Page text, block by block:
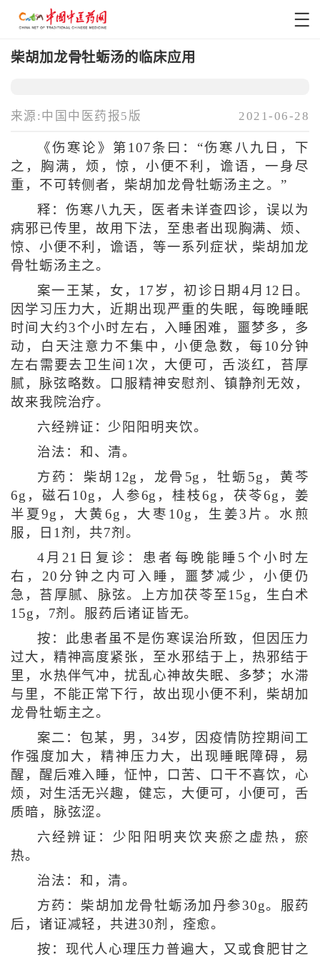
柴胡加龙骨牡蛎汤的临床应用
来源:中国中医药报5版 2021-06-28
《伤寒论》第107条曰：“伤寒八九日，下
之，胸满，烦，惊，小便不利，谵语，一身尽
重，不可转侧者，柴胡加龙骨牡蛎汤主之。”
释：伤寒八九天，医者未详查四诊，误以为
病邪已传里，故用下法，至患者出现胸满、烦、
惊、小便不利，谵语，等一系列症状，柴胡加龙
骨牡蛎汤主之。
案一王某，女，17岁，初诊日期4月12日。
因学习压力大，近期出现严重的失眠，每晚睡眠
时间大约3个小时左右，入睡困难，噩梦多，多
动，白天注意力不集中，小便急数，每10分钟
左右需要去卫生间1次，大便可，舌淡红，苔厚
腻，脉弦略数。口服精神安慰剂、镇静剂无效，
故来我院治疗。
六经辨证：少阳阳明夹饮。
治法：和、清。
方药：柴胡12g，龙骨5g，牡蛎5g，黄芩
6g，磁石10g，人参6g，桂枝6g，茯苓6g，姜
半夏9g，大黄6g，大枣10g，生姜3片。水煎
服，日1剂，共7剂。
4月21日复诊：患者每晚能睡5个小时左
右，20分钟之内可入睡，噩梦减少，小便仍
急，苔厚腻、脉弦。上方加茯苓至15g，生白术
15g，7剂。服药后诸证皆无。
按：此患者虽不是伤寒误治所致，但因压力
过大，精神高度紧张，至水邪结于上，热邪结于
里，水热伴气冲，扰乱心神故失眠、多梦；水滞
与里，不能正常下行，故出现小便不利，柴胡加
龙骨牡蛎主之。
案二：包某，男，34岁，因疫情防控期间工
作强度加大，精神压力大，出现睡眠障碍，易
醒，醒后难入睡，怔忡，口苦、口干不喜饮，心
烦，对生活无兴趣，健忘，大便可，小便可，舌
质暗，脉弦涩。
六经辨证：少阳阳明夹饮夹瘀之虚热，瘀
热。
治法：和，清。
方药：柴胡加龙骨牡蛎汤加丹参30g。服药
后，诸证减轻，共进30剂，痊愈。
按：现代人心理压力普遍大，又或食肥甘之